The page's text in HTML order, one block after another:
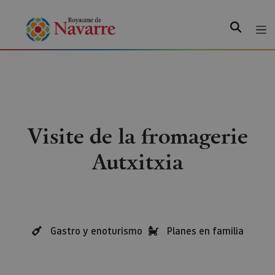
Visite de la fromagerie
Autxitxia
Gastro y enoturismo Planes en familia